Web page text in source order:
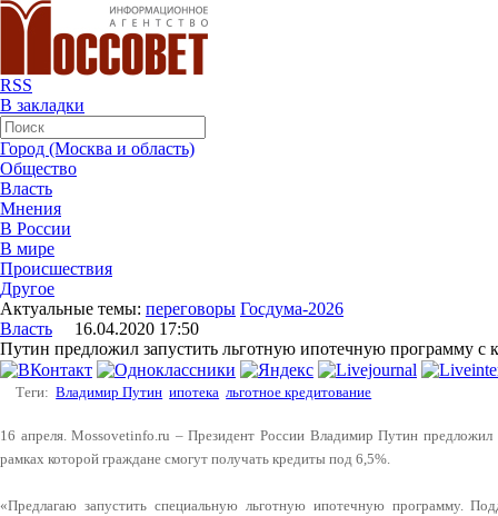
RSS
В закладки
Город (Москва и область)
Общество
Власть
Мнения
В России
В мире
Происшествия
Другое
Актуальные темы: переговоры Госдума-2026
Власть 16.04.2020 17:50
Путин предложил запустить льготную ипотечную программу с
Теги: Владимир Путин ипотека льготное кредитование
16 апреля. Mossovetinfo.ru – Президент России Владимир Путин
рамках которой граждане смогут получать кредиты под 6,5%.
«Предлагаю запустить специальную льготную ипотечную программу.